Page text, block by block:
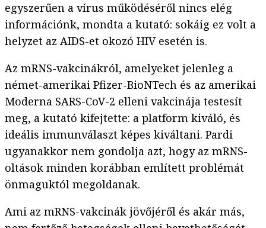
egyszerűen a vírus működéséről nincs elég
információnk, mondta a kutató: sokáig ez volt a
helyzet az AIDS-et okozó HIV esetén is.
Az mRNS-vakcinákról, amelyeket jelenleg a
német-amerikai Pfizer-BioNTech és az amerikai
Moderna SARS-CoV-2 elleni vakcinája testesít
meg, a kutató kifejtette: a platform kiváló, és
ideális immunválaszt képes kiváltani. Pardi
ugyanakkor nem gondolja azt, hogy az mRNS-
oltások minden korábban említett problémát
önmaguktól megoldanak.
Ami az mRNS-vakcinák jövőjéről és akár más,